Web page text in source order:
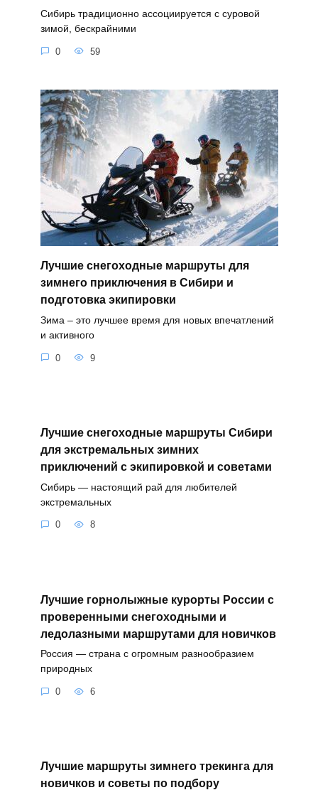
Сибирь традиционно ассоциируется с суровой
зимой, бескрайними
0 59
Лучшие снегоходные маршруты для
зимнего приключения в Сибири и
подготовка экипировки
Зима – это лучшее время для новых впечатлений
и активного
0 9
Лучшие снегоходные маршруты Сибири
для экстремальных зимних
приключений с экипировкой и советами
Сибирь — настоящий рай для любителей
экстремальных
0 8
Лучшие горнолыжные курорты России с
проверенными снегоходными и
ледолазными маршрутами для новичков
Россия — страна с огромным разнообразием
природных
0 6
Лучшие маршруты зимнего трекинга для
новичков и советы по подбору